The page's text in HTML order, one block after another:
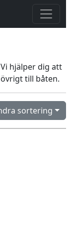
hjälper dig att
till båten.
sortering